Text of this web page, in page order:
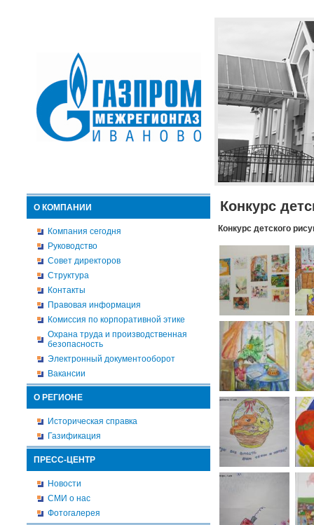
О КОМПАНИИ
Компания сегодня
Руководство
Совет директоров
Структура
Контакты
Правовая информация
Комиссия по корпоративной этике
Охрана труда и производственная
безопасность
Электронный документооборот
Вакансии
О РЕГИОНЕ
Историческая справка
Газификация
ПРЕСС-ЦЕНТР
Новости
СМИ о нас
Фотогалерея
Конкурс
Конкурс детского